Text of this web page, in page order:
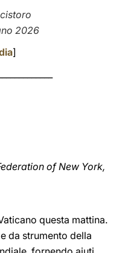
2026
]
of New York,
questa mattina.
da strumento della